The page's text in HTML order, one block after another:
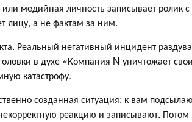
медийная личность записывает ролик
лицу, а не фактам за ним.
Реальный негативный инцидент
в духе «Компания N уничтожает
катастрофу.
созданная ситуация: к вам
реакцию и записывают.